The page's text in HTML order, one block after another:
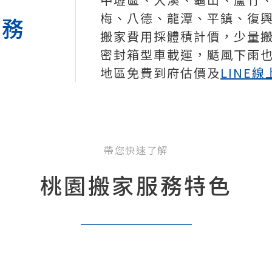
梅、八德、龍潭、平鎮、復
搬家費用採體積計價，少量
密封箱型車載運，颳風下雨
地區免費到府估價及LINE線
帶您快速了解
桃園搬家服務特色